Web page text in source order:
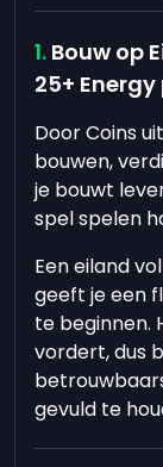
Bouw op
25+
Door Coins
bouwen,
je bouwt
spel spelen
Een eiland
geeft je een
te beginnen.
vordert, dus
gevuld te